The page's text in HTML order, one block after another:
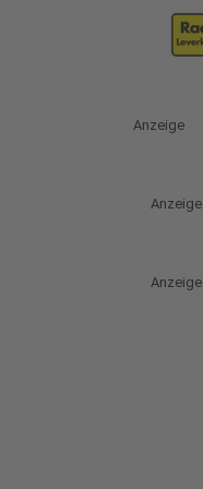
Anzeige
Anzeige
Anzeige